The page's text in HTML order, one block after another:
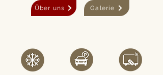
Über uns Galerie